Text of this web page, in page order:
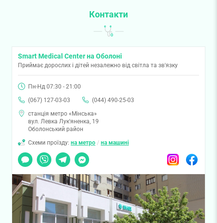
Контакти
Smart Medical Center на Оболоні
Приймає дорослих і дітей незалежно від світла та зв'язку
Пн-Нд 07:30 - 21:00
(067) 127-03-03
(044) 490-25-03
станція метро «Мінська»
вул. Левка Лук'яненка, 19
Оболонський район
Схеми проїзду: на метро / на машині
Чат
Viber TelegramMessenger InstagramFacebook